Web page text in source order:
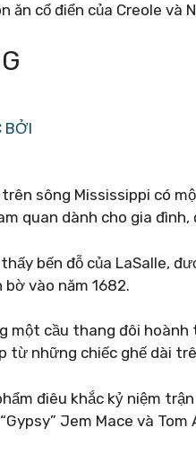
ăn cổ điển của Creole và
BỞI
sông Mississippi có
quan dành cho gia đình,
bến đỗ của LaSalle,
bờ vào năm 1682.
một cầu thang đôi
từ những chiếc ghế dài
điêu khắc kỷ niệm
Jem Mace và Tom